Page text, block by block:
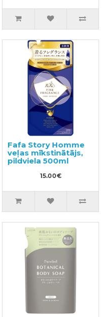
Fafa Story Homme
veļas mīkstinātājs,
pildviela 500ml
15.00€